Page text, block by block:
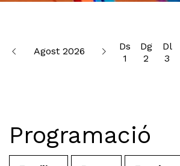
Agost 2026
Ds
1
Dg
2
Dl
3
Programació